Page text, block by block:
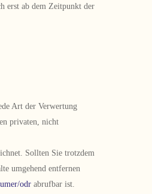
erst ab dem Zeitpunkt der
Art der Verwertung
privaten, nicht
Sollten Sie trotzdem
umgehend entfernen
odr abrufbar ist.